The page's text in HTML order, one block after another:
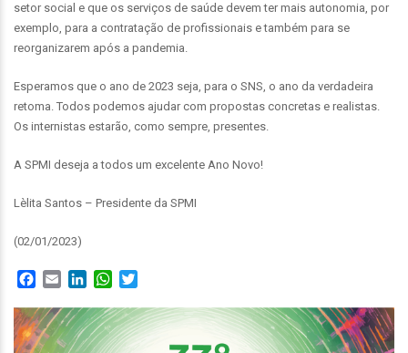
setor social e que os serviços de saúde devem ter mais autonomia, por
exemplo, para a contratação de profissionais e também para se
reorganizarem após a pandemia.
Esperamos que o ano de 2023 seja, para o SNS, o ano da verdadeira
retoma. Todos podemos ajudar com propostas concretas e realistas.
Os internistas estarão, como sempre, presentes.
A SPMI deseja a todos um excelente Ano Novo!
Lèlita Santos – Presidente da SPMI
(02/01/2023)
Facebook
Email LinkedInWhatsApp